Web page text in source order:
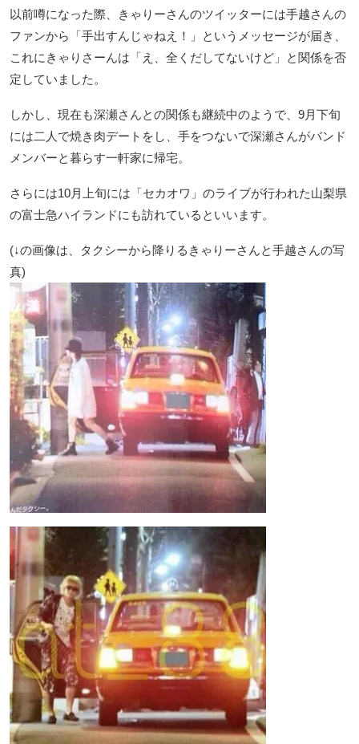
以前噂になった際、きゃりーさんのツイッターには手越さんの
ファンから「手出すんじゃねえ！」というメッセージが届き、
これにきゃりさーんは「え、全くだしてないけど」と関係を否
定していました。
しかし、現在も深瀬さんとの関係も継続中のようで、9月下旬
には二人で焼き肉デートをし、手をつないで深瀬さんがバンド
メンバーと暮らす一軒家に帰宅。
さらには10月上旬には「セカオワ」のライブが行われた山梨県
の富士急ハイランドにも訪れているといいます。
(↓の画像は、タクシーから降りるきゃりーさんと手越さんの写
真)